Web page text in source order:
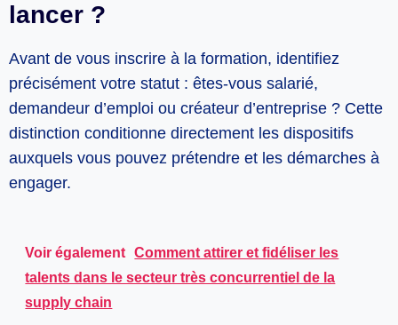
lancer ?
Avant de vous inscrire à la formation, identifiez
précisément votre statut : êtes-vous salarié,
demandeur d’emploi ou créateur d’entreprise ? Cette
distinction conditionne directement les dispositifs
auxquels vous pouvez prétendre et les démarches à
engager.
Voir également
Comment attirer et fidéliser les
talents dans le secteur très concurrentiel de la
supply chain